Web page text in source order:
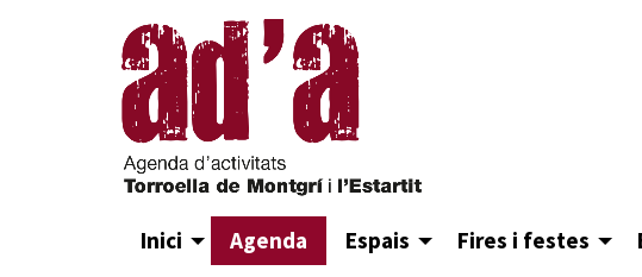
Inici Agenda Espais Fires i festes